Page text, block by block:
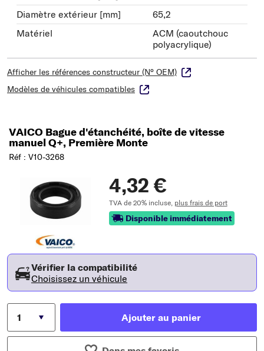
Diamètre extérieur [mm]
65,2
Matériel
ACM (caoutchouc
polyacrylique)
Afficher les références constructeur (N° OEM)
Modèles de véhicules compatibles
VAICO Bague d'étanchéité, boîte de vitesse
manuel Q+, Première Monte
Réf : V10-3268
4,32 €
TVA de 20% incluse, plus frais de port
Disponible immédiatement
Vérifier la compatibilité
Choisissez un véhicule
Ajouter au panier